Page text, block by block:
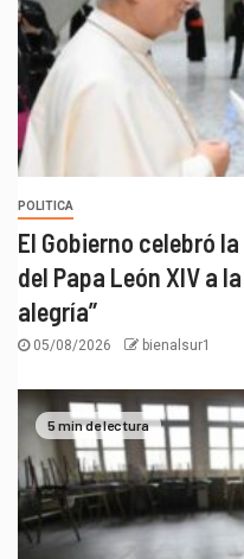
POLITICA
El Gobierno celebró
del Papa León XIV a
alegría”
05/08/2026 bienalsur1
5 min de lectura